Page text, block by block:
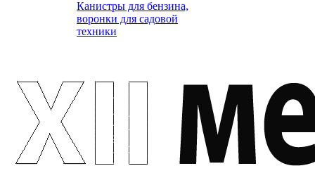
Канистры для бензина,
воронки для садовой
техники